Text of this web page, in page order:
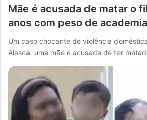
Mãe é acusada de matar o
anos com peso de academia
Um caso chocante de violência
Alasca: uma mãe é acusada de ter